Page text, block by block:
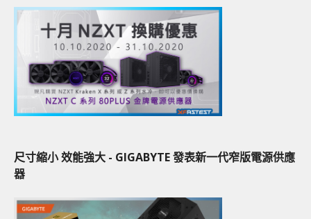
尺寸縮小 效能強大 - GIGABYTE 發表新一代窄版電源供應
器